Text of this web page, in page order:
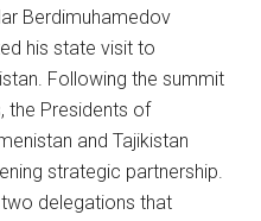
Berdimuhamedov
his state visit to
Following the summit
the Presidents of
and Tajikistan
strategic partnership.
delegations that